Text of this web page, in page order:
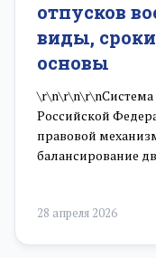
отпусков
виды,
основы
\r\n\r\n\r\nСистема
Российской
правовой
балансирование
28 апреля 2026